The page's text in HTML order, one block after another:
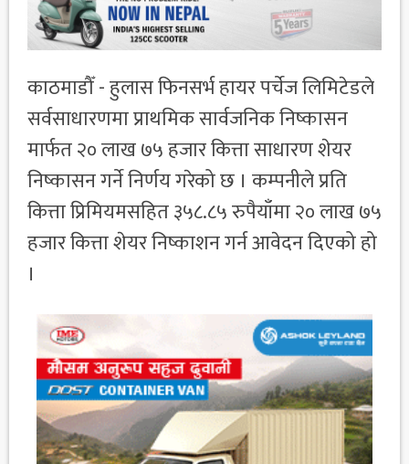
काठमाडौँ - हुलास फिनसर्भ हायर पर्चेज लिमिटेडले
सर्वसाधारणमा प्राथमिक सार्वजनिक निष्कासन
मार्फत २० लाख ७५ हजार कित्ता साधारण शेयर
निष्कासन गर्ने निर्णय गरेको छ । कम्पनीले प्रति
कित्ता प्रिमियमसहित ३५८.८५ रुपैयाँमा २० लाख ७५
हजार कित्ता शेयर निष्काशन गर्न आवेदन दिएको हो
।